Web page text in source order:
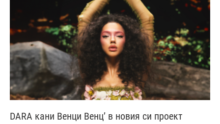
DARA кани Венци Венц’ в новия си проект